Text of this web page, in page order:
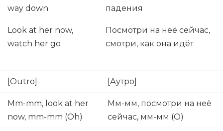
way down
падения
Look at her now,
watch her go
Посмотри на неё сейчас,
смотри, как она идёт
[Outro] [Аутро]
Mm-mm, look at her
now, mm-mm (Oh)
Мм-мм, посмотри на неё
сейчас, мм-мм (О)